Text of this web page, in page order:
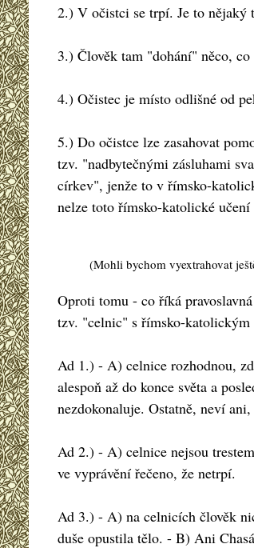
2.) V očistci se trpí. Je to nějaký
3.) Člověk tam "dohání" něco,
4.) Očistec je místo odlišné od
5.) Do očistce lze zasahovat
tzv. "nadbytečnými zásluhami
církev", jenže to v římsko-
nelze toto římsko-katolické
(Mohli bychom vyextrahovat
Oproti tomu - co říká
tzv. "celnic" s římsko-katolickým
Ad 1.) - A) celnice rozhodnou,
alespoň až do konce světa a
nezdokonaluje. Ostatně, neví
Ad 2.) - A) celnice nejsou
ve vyprávění řečeno, že netrpí.
Ad 3.) - A) na celnicích člověk
duše opustila tělo. - B) Ani